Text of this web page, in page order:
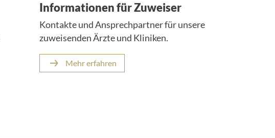
Informationen für Zuweiser
Kontakte und Ansprechpartner für unsere
zuweisenden Ärzte und Kliniken.
Mehr erfahren